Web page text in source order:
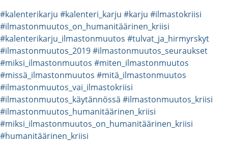
#kalenterikarju #kalenteri_karju #karju #ilmastokriisi
#ilmastonmuutos_on_humanitäärinen_kriisi
#kalenterikarju_ilmastonmuutos #tulvat_ja_hirmyrskyt
#ilmastonmuutos_2019#ilmastonmuutos_seuraukset
#miksi_ilmastonmuutos #miten_ilmastonmuutos
#missä_ilmastonmuutos #mitä_ilmastonmuutos
#ilmastonmuutos_vai_ilmastokriisi
#ilmastonmuutos_käytännössä #ilmastonmuutos_kriisi
#ilmastonmuutos_humanitäärinen_kriisi
#miksi_ilmastonmuutos_on_humanitäärinen_kriisi
#humanitäärinen_kriisi